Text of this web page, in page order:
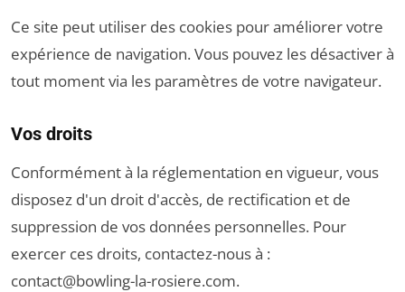
Ce site peut utiliser des cookies pour améliorer votre
expérience de navigation. Vous pouvez les désactiver à
tout moment via les paramètres de votre navigateur.
Vos droits
Conformément à la réglementation en vigueur, vous
disposez d'un droit d'accès, de rectification et de
suppression de vos données personnelles. Pour
exercer ces droits, contactez-nous à :
contact@bowling-la-rosiere.com.